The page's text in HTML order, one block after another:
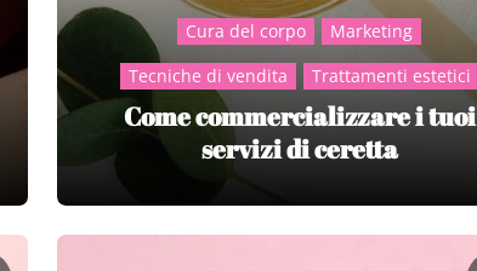
Cura del corpo
Marketing
Tecniche di vendita
Trattamenti estetici
Come commercializzare i tuoi
servizi di ceretta